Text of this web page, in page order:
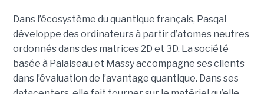
Dans l’écosystème du quantique français, Pasqal
développe des ordinateurs à partir d’atomes neutres
ordonnés dans des matrices 2D et 3D. La société
basée à Palaiseau et Massy accompagne ses clients
dans l’évaluation de l’avantage quantique. Dans ses